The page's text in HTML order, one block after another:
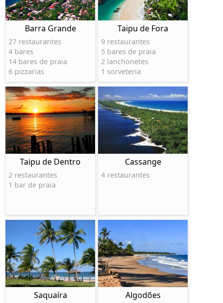
Barra Grande
27 restaurantes
4 bares
14 bares de praia
6 pizzarias
Taipu de Fora
9 restaurantes
5 bares de praia
2 lanchonetes
1 sorveteria
Taipu de Dentro
2 restaurantes
1 bar de praia
Cassange
4 restaurantes
Saquaíra Algodões